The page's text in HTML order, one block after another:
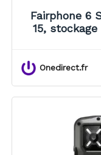
Fairphone 6
15,
Onedirect.fr